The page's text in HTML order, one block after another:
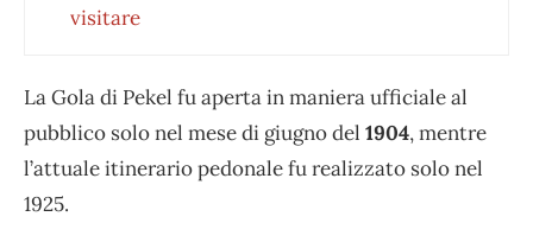
visitare
La Gola di Pekel fu aperta in maniera ufficiale al
pubblico solo nel mese di giugno del 1904, mentre
l’attuale itinerario pedonale fu realizzato solo nel
1925.